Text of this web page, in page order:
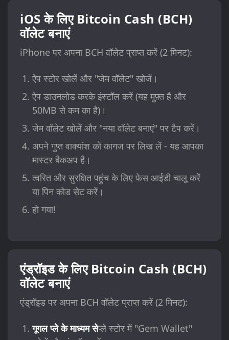
iOS के लिए Bitcoin Cash (BCH)
वॉलेट बनाएं
iPhone पर अपना BCH वॉलेट प्राप्त करें (2 मिनट):
ऐप स्टोर खोलें और "जेम वॉलेट" खोजें।
ऐप डाउनलोड करके इंस्टॉल करें (यह मुफ़्त है और
50MB से कम का है)।
जेम वॉलेट खोलें और "नया वॉलेट बनाएं" पर टैप करें।
अपने गुप्त वाक्यांश को कागज पर लिख लें - यह आपका
मास्टर बैकअप है।
त्वरित और सुरक्षित पहुंच के लिए फेस आईडी चालू करें
या पिन कोड सेट करें।
हो गया!
एंड्रॉइड के लिए Bitcoin Cash (BCH)
वॉलेट बनाएं
एंड्रॉइड पर अपना BCH वॉलेट प्राप्त करें (2 मिनट):
गूगल प्ले के माध्यम सेप्ले स्टोर में "Gem Wallet"